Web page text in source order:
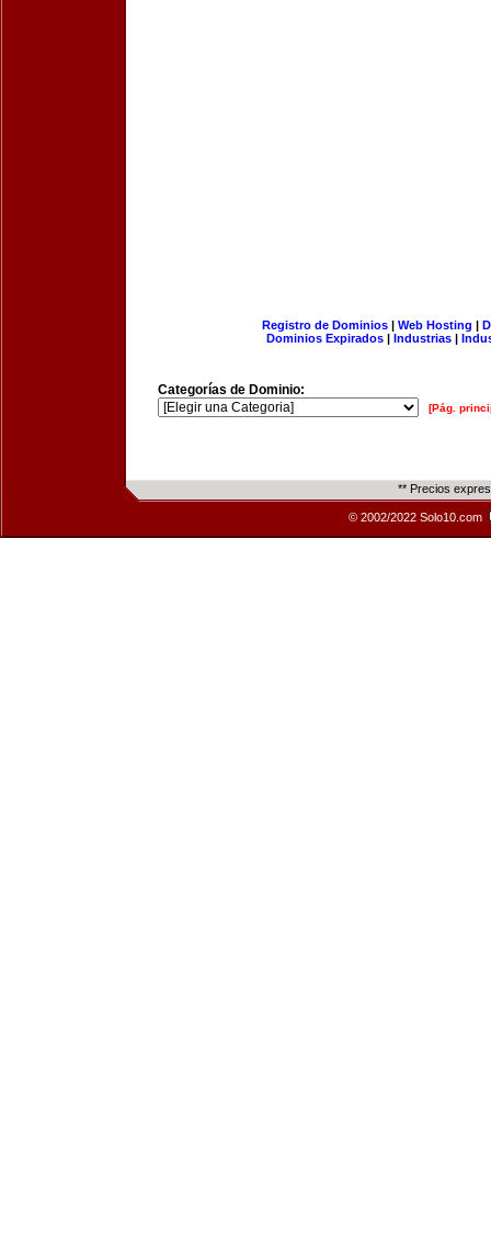
Registro de Dominios| Web Hosting |
Dominios Expirados | Industrias |
Categorías de Dominio:
[Pág.
** Precios
© 2002/2022 Solo10.com